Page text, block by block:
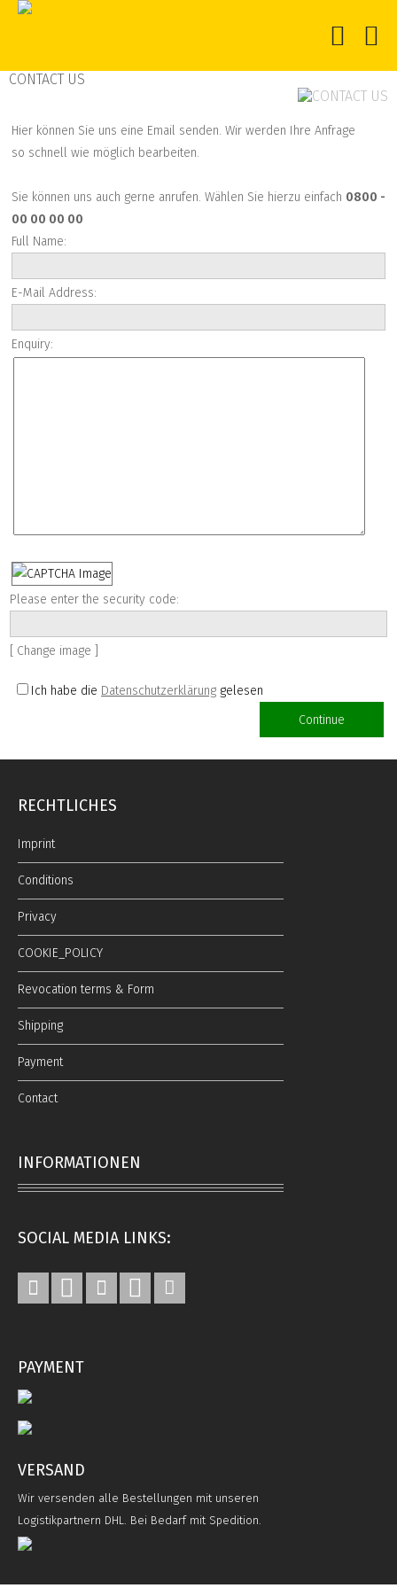
CONTACT US
Hier können Sie uns eine Email senden. Wir werden Ihre Anfrage
so schnell wie möglich bearbeiten.
Sie können uns auch gerne anrufen. Wählen Sie hierzu einfach 0800 -
00 00 00 00
Full Name:
E-Mail Address:
Enquiry:
Please enter the security code:
[ Change image ]
Ich habe die Datenschutzerklärung gelesen
RECHTLICHES
Imprint
Conditions
Privacy
COOKIE_POLICY
Revocation terms & Form
Shipping
Payment
Contact
INFORMATIONEN
SOCIAL MEDIA LINKS:
PAYMENT
VERSAND
Wir versenden alle Bestellungen mit unseren
Logistikpartnern DHL. Bei Bedarf mit Spedition.